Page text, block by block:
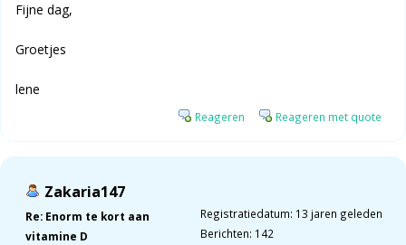
Fijne dag,
Groetjes
lene
Reageren Reageren met quote
Zakaria147
Re: Enorm te kort aan
vitamine D
Registratiedatum: 13 jaren geleden
Berichten: 142